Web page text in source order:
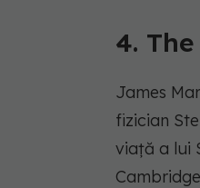
4.
James
fizician
viață a lui